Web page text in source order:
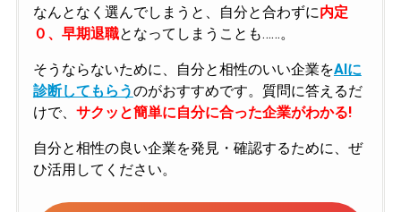
なんとなく選んでしまうと、自分と合わずに内定
０、早期退職となってしまうことも……。
そうならないために、自分と相性のいい企業をAIに
診断してもらうのがおすすめです。質問に答えるだ
けで、 サクッと簡単に自分に合った企業がわかる!
自分と相性の良い企業を発見・確認するために、ぜ
ひ活用してください。